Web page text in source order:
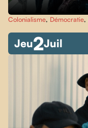
Colonialisme, Démocratie,
Jeu2Juil